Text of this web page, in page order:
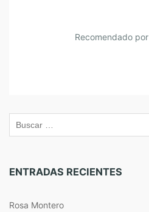
Recomendado por
ENTRADAS RECIENTES
Rosa Montero